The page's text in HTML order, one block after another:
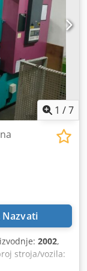
1 /7
Nazvati
2002,
stroja/vozila:
90°: